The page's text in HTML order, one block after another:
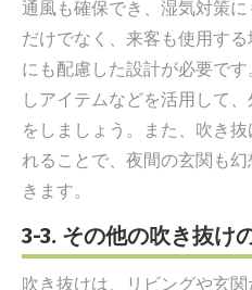
通風も確保でき、湿気対策
だけでなく、来客も使用す
にも配慮した設計が必要で
しアイテムなどを活用して
をしましょう。また、吹き
れることで、夜間の玄関も
きます。
3-3. その他の吹き抜け
吹き抜けは、リビングや玄